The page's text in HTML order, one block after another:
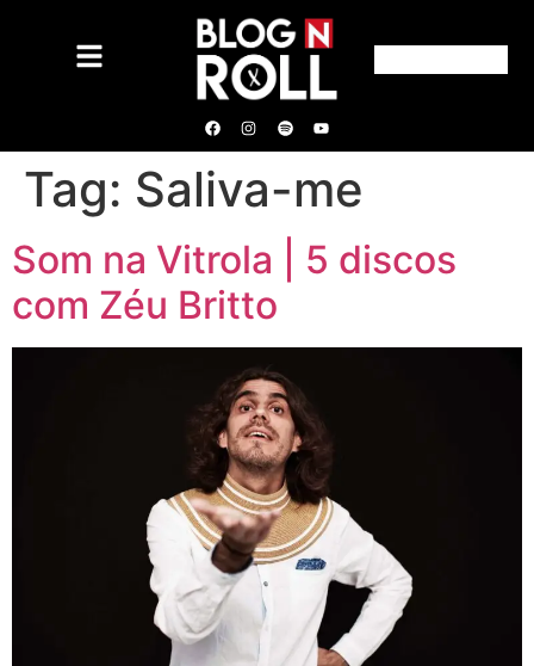
Tag: Saliva-me
Som na Vitrola | 5 discos
com Zéu Britto